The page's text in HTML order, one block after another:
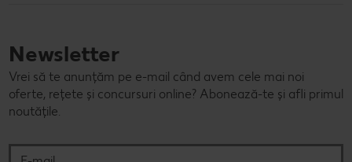
Newsletter
Vrei să te anunțăm pe e-mail când avem cele mai noi
oferte, rețete și concursuri online? Abonează-te și afli primul
noutățile.